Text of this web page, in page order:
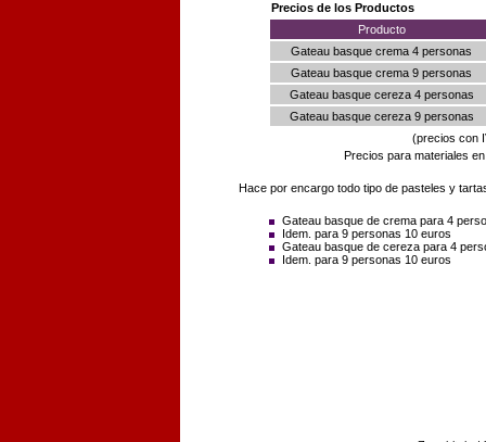
Precios de los Productos
Producto
Gateau basque crema 4 personas
Gateau basque crema 9 personas
Gateau basque cereza 4 personas
Gateau basque cereza 9 personas
(precios con
Precios para materiales
Hace por encargo todo tipo de pasteles y
Gateau basque de crema para 4
Idem. para 9 personas 10 euros
Gateau basque de cereza para 4
Idem. para 9 personas 10 euros